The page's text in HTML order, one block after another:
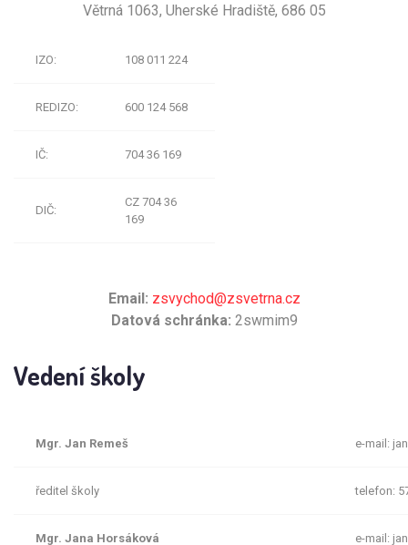
Větrná 1063, Uherské Hradiště, 686 05
IZO: 108 011 224
REDIZO: 600 124 568
IČ: 704 36 169
DIČ:
CZ 704 36
169
Email: zsvychod@zsvetrna.cz
Datová schránka: 2swmim9
Vedení školy
Mgr. Jan Remeš e-mail:
ředitel školy telefon:
Mgr. Jana Horsáková e-mail: